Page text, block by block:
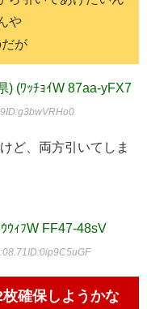
や
が
) (ﾜｯﾁｮｲW 87aa-yFX7
ID:g3bwVRHo0
ど、両方引いてしま
ｳｨﾌW FF47-48sV
ID:0ip9C5uGF
確保しようかな